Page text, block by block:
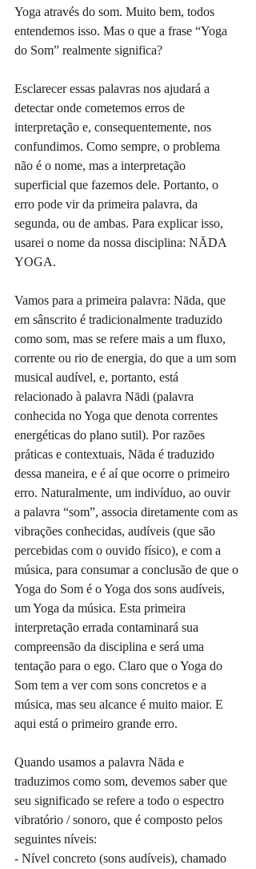
Yoga através do som. Muito bem, todos
entendemos isso. Mas o que a frase “Yoga
do Som” realmente significa?
Esclarecer essas palavras nos ajudará a
detectar onde cometemos erros de
interpretação e, consequentemente, nos
confundimos. Como sempre, o problema
não é o nome, mas a interpretação
superficial que fazemos dele. Portanto, o
erro pode vir da primeira palavra, da
segunda, ou de ambas. Para explicar isso,
usarei o nome da nossa disciplina: NĀDA
YOGA.
Vamos para a primeira palavra: Nāda, que
em sânscrito é tradicionalmente traduzido
como som, mas se refere mais a um fluxo,
corrente ou rio de energia, do que a um som
musical audível, e, portanto, está
relacionado à palavra Nādi (palavra
conhecida no Yoga que denota correntes
energéticas do plano sutil). Por razões
práticas e contextuais, Nāda é traduzido
dessa maneira, e é aí que ocorre o primeiro
erro. Naturalmente, um indivíduo, ao ouvir
a palavra “som”, associa diretamente com as
vibrações conhecidas, audíveis (que são
percebidas com o ouvido físico), e com a
música, para consumar a conclusão de que o
Yoga do Som é o Yoga dos sons audíveis,
um Yoga da música. Esta primeira
interpretação errada contaminará sua
compreensão da disciplina e será uma
tentação para o ego. Claro que o Yoga do
Som tem a ver com sons concretos e a
música, mas seu alcance é muito maior. E
aqui está o primeiro grande erro.
Quando usamos a palavra Nāda e
traduzimos como som, devemos saber que
seu significado se refere a todo o espectro
vibratório / sonoro, que é composto pelos
seguintes níveis:
- Nível concreto (sons audíveis), chamado